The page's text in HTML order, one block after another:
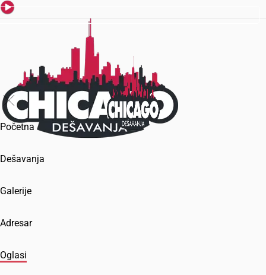
Početna
Dešavanja
Galerije
Adresar
Oglasi